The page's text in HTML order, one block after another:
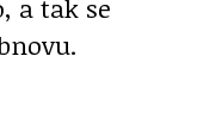
a tak se